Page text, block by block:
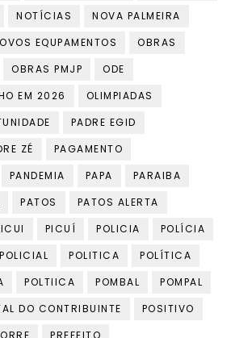
NOTÍCIAS
NOVA PALMEIRA
EQUPAMENTOS
OBRAS
OBRAS PMJP
ODE
EM 2026
OLIMPIADAS
PADRE EGID
ZÉ
PAGAMENTO
PANDEMIA PAPA
PARAIBA
PATOS
PATOS ALERTA
PICUÍ POLICIA
POLÍCIA
POLICIAL POLITICA
POLÍTICA
POLTIICA POMBAL
POMPAL
DO CONTRIBUINTE
POSITIVO